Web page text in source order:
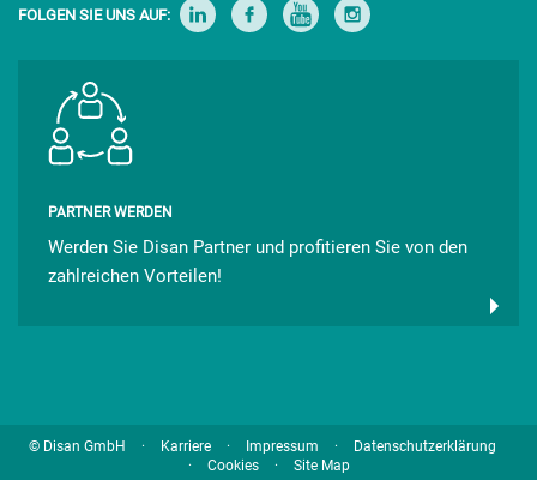
FOLGEN SIE UNS AUF:
PARTNER WERDEN
Werden Sie Disan Partner und profitieren Sie von den
zahlreichen Vorteilen!
© Disan GmbH . Karriere . Impressum .
Datenschutzerklärung
.
Cookies . Site Map